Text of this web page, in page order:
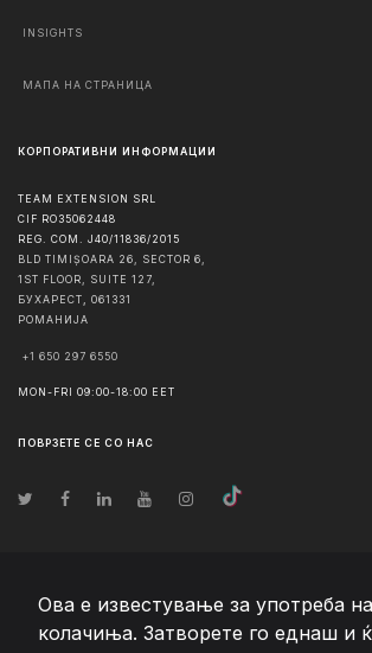
Ова е известување за употреба на
колачиња. Затворете го еднаш и
INSIGHTS
МАПА НА СТРАНИЦА
КОРПОРАТИВНИ ИНФОРМАЦИИ
TEAM EXTENSION SRL
CIF RO35062448
REG. COM. J40/11836/2015
BLD TIMIȘOARA 26, SECTOR 6,
1ST FLOOR, SUITE 127,
БУХАРЕСТ
061331
РОМАНИЈА
+1 650 297 6550
MON-FRI 09:00-18:00 EET
ПОВРЗЕТЕ СЕ СО НАС
© Авторско право2026 Team Extension Macedonia -